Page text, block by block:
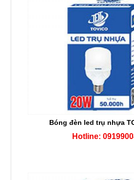
Bóng đèn led trụ nhựa
Hotline: